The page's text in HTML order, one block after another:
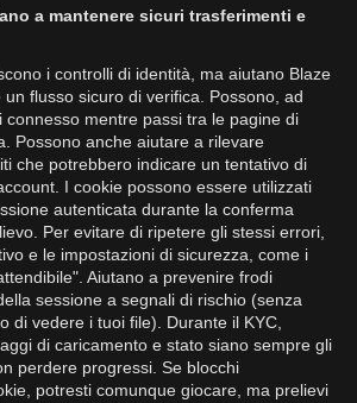
a mantenere sicuri trasferimenti e
i controlli di identità, ma aiutano Blaze
flusso sicuro di verifica. Possono, ad
connesso mentre passi tra le pagine di
Possono anche aiutare a rilevare
che potrebbero indicare un tentativo di
I cookie possono essere utilizzati
autenticata durante la conferma
Per evitare di ripetere gli stessi errori,
e le impostazioni di sicurezza, come i
Aiutano a prevenire frodi
sessione a segnali di rischio (senza
di vedere i tuoi file). Durante il KYC,
di caricamento e stato siano sempre gli
perdere progressi. Se blocchi
potresti comunque giocare, ma prelievi